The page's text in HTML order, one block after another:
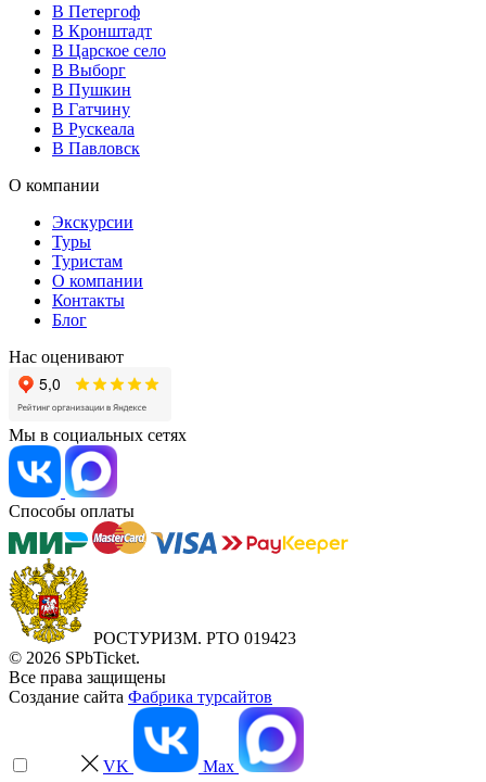
В Петергоф
В Кронштадт
В Царское село
В Выборг
В Пушкин
В Гатчину
В Рускеала
В Павловск
О компании
Экскурсии
Туры
Туристам
О компании
Контакты
Блог
Нас оценивают
Мы в социальных сетях
Способы оплаты
РОСТУРИЗМ. РТО 019423
© 2026 SPbTicket.
Все права защищены
Создание сайта Фабрика турсайтов
VK Max